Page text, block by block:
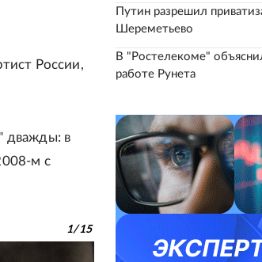
России,
дважды: в
м с
1/15
Путин разрешил
Шереметьево
В "Ростелекоме"
работе Рунета